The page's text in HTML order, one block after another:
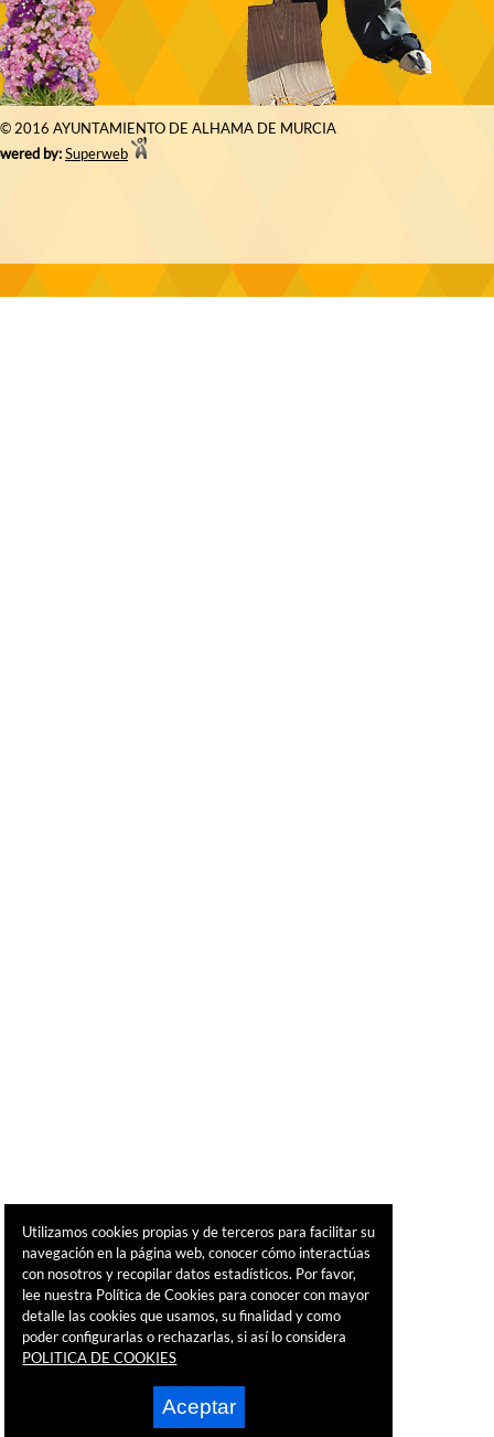
© 2016 AYUNTAMIENTO DE ALHAMA DE MURCIA
by:Superweb
Utilizamos cookies propias y de terceros para facilitar su
navegación en la página web, conocer cómo interactúas
con nosotros y recopilar datos estadísticos. Por favor,
lee nuestra Política de Cookies para conocer con mayor
detalle las cookies que usamos, su finalidad y como
poder configurarlas o rechazarlas, si así lo considera
POLITICA DE COOKIES
Aceptar